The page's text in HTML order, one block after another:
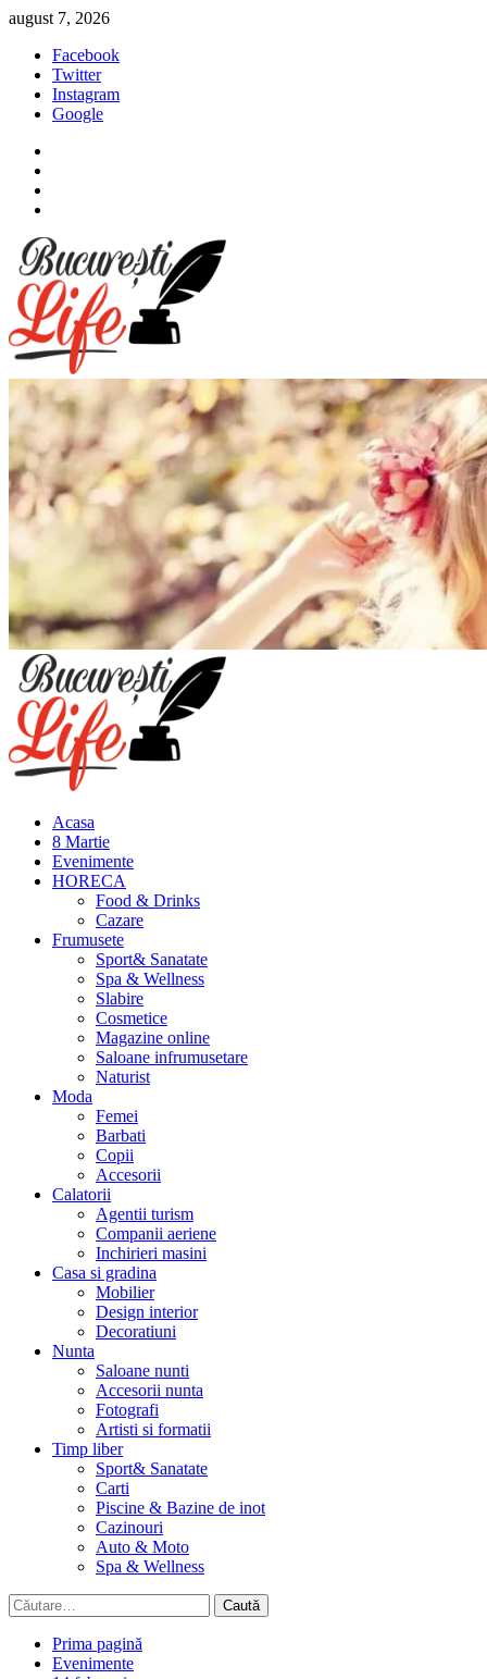
Sari
conținut
august 7, 2026
Facebook
Twitter
Instagram
Google
Meniu
principal
Acasa
8 Martie
Evenimente
HORECA
Food & Drinks
Cazare
Frumusete
Sport& Sanatate
Spa & Wellness
Slabire
Cosmetice
Magazine online
Saloane infrumusetare
Naturist
Moda
Femei
Barbati
Copii
Accesorii
Calatorii
Agentii turism
Companii aeriene
Inchirieri masini
Casa si gradina
Mobilier
Design interior
Decoratiuni
Nunta
Saloane nunti
Accesorii nunta
Fotografi
Artisti si formatii
Timp liber
Sport& Sanatate
Carti
Piscine & Bazine de inot
Cazinouri
Auto & Moto
Spa & Wellness
Caută
după:
Prima pagină
Evenimente